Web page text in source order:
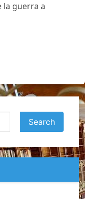
la guerra a